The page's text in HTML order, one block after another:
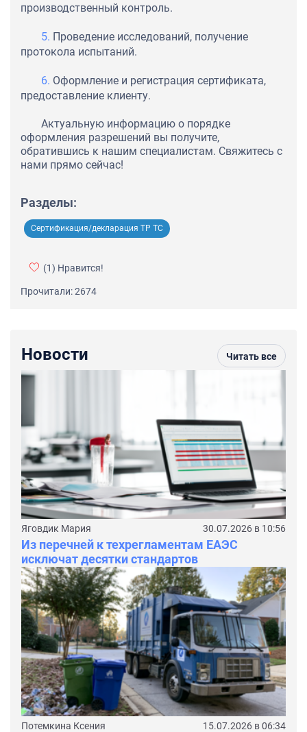
производственный контроль.
Проведение исследований, получение
протокола испытаний.
Оформление и регистрация сертификата,
предоставление клиенту.
Актуальную информацию о порядке
оформления разрешений вы получите,
обратившись к нашим специалистам. Свяжитесь с
нами прямо сейчас!
Разделы:
Сертификация/декларация ТР ТС
(1) Нравится!
Прочитали: 2674
Новости Читать все
Яговдик Мария 30.07.2026 в 10:56
Из перечней к техрегламентам ЕАЭС
исключат десятки стандартов
Потемкина Ксения 15.07.2026 в 06:34